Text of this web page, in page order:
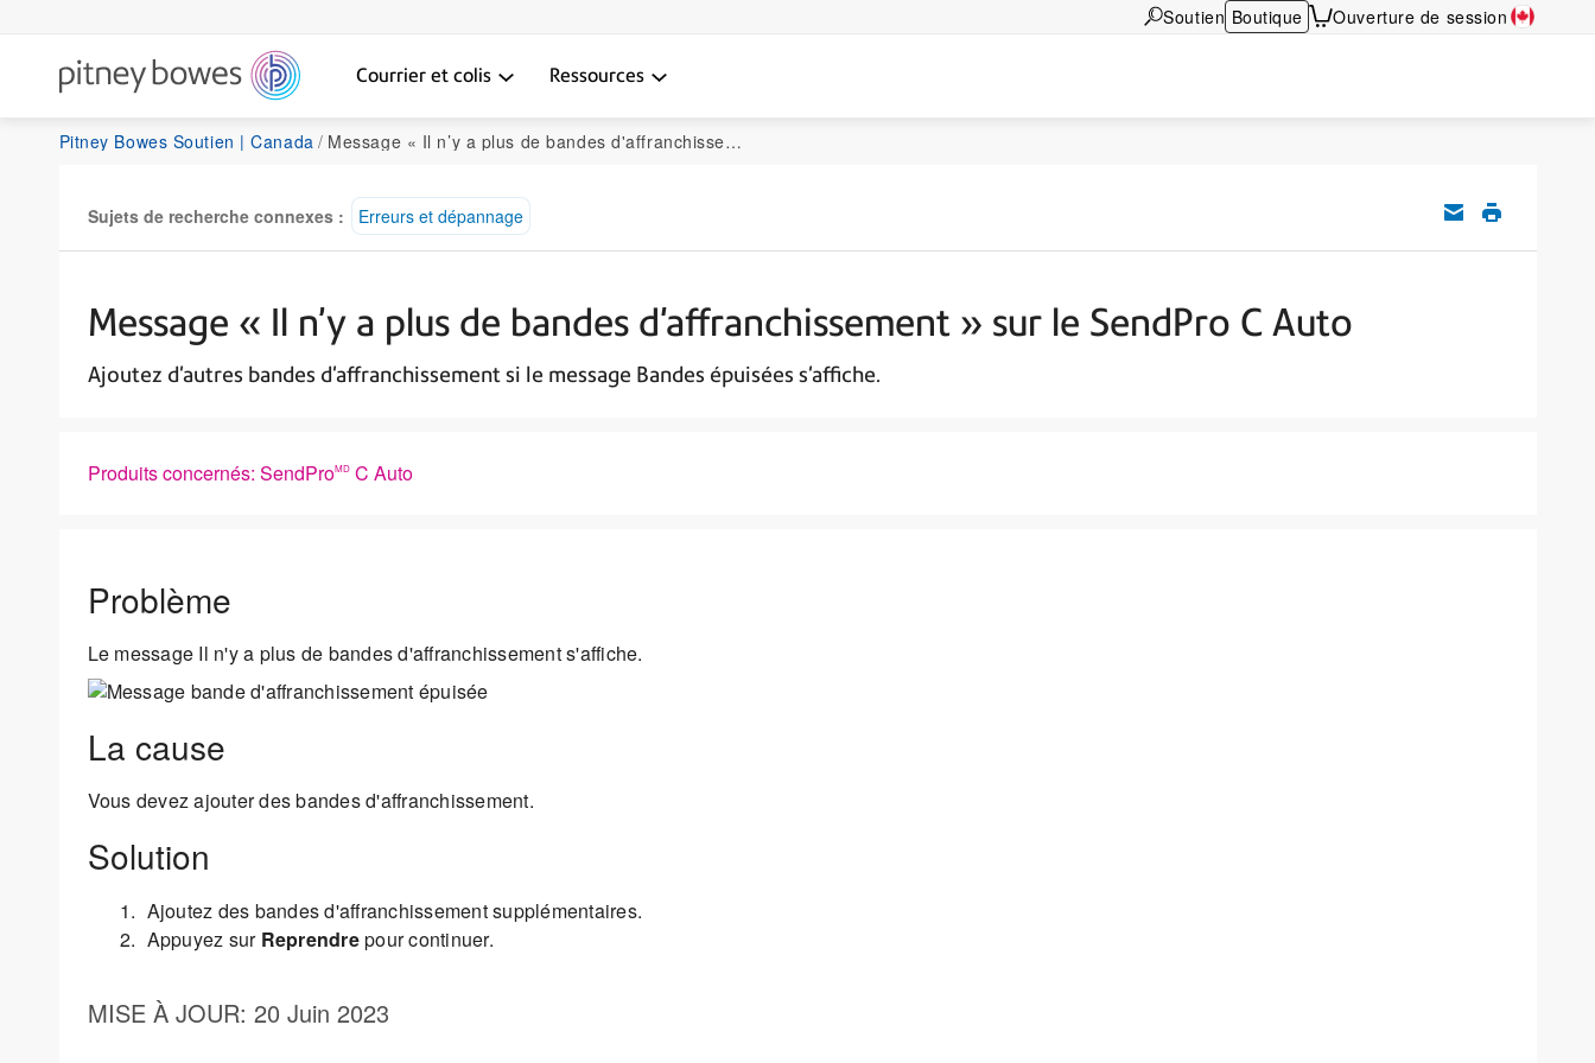
Soutien Boutique Ouverture de session
Courrier et colis Ressources
Pitney Bowes Soutien | Canada Message « Il n’y a plus de bandes d'affranchissement » sur le SendPro C Auto
Sujets de recherche connexes : Erreurs et dépannage
Message « Il n’y a plus de bandes d'affranchissement » sur le SendPro C Auto
Ajoutez d'autres bandes d'affranchissement si le message Bandes épuisées s'affiche.
Produits concernés: SendProMDC Auto
Problème
Le message Il n'y a plus de bandes d'affranchissement s'affiche.
La cause
Vous devez ajouter des bandes d'affranchissement.
Solution
Ajoutez des bandes d'affranchissement supplémentaires.
Appuyez sur Reprendrepour continuer.
MISE À JOUR: 20 Juin 2023